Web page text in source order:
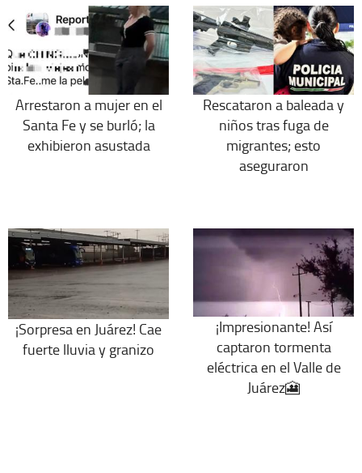
Arrestaron a mujer en el
Santa Fe y se burló; la
exhibieron asustada
Rescataron a baleada y
niños tras fuga de
migrantes; esto
aseguraron
¡Sorpresa en Juárez! Cae
fuerte lluvia y granizo
¡Impresionante! Así
captaron tormenta
eléctrica en el Valle de
Juárez🎦